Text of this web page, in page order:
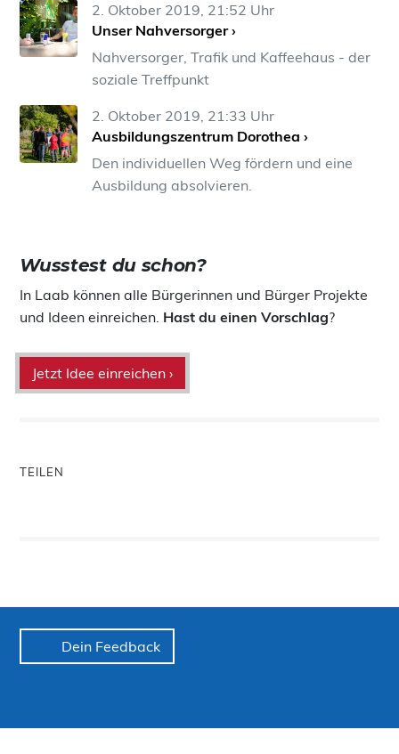
2. Oktober 2019, 21:52 Uhr
Unser Nahversorger ›
Nahversorger, Trafik und Kaffeehaus - der
soziale Treffpunkt
2. Oktober 2019, 21:33 Uhr
Ausbildungszentrum Dorothea ›
Den individuellen Weg fördern und eine
Ausbildung absolvieren.
Wusstest du schon?
In Laab können alle Bürgerinnen und Bürger Projekte
und Ideen einreichen. Hast du einen Vorschlag?
Jetzt Idee einreichen ›
TEILEN
Dein Feedback